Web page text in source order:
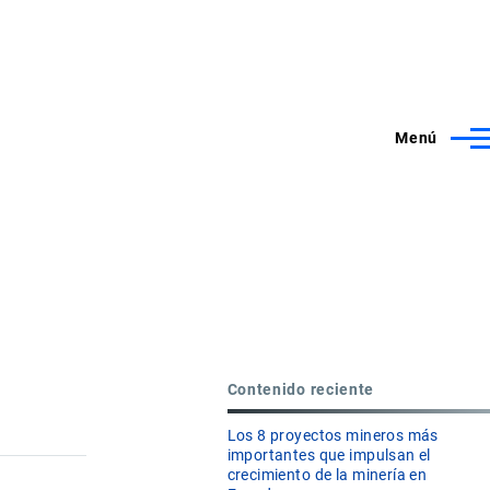
Menú
Contenido reciente
Los 8 proyectos mineros más
importantes que impulsan el
crecimiento de la minería en